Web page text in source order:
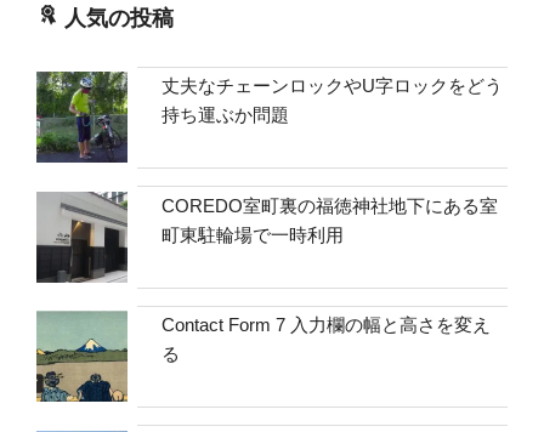
人気の投稿
丈夫なチェーンロックやU字ロックをどう
持ち運ぶか問題
COREDO室町裏の福徳神社地下にある室
町東駐輪場で一時利用
Contact Form 7 入力欄の幅と高さを変え
る